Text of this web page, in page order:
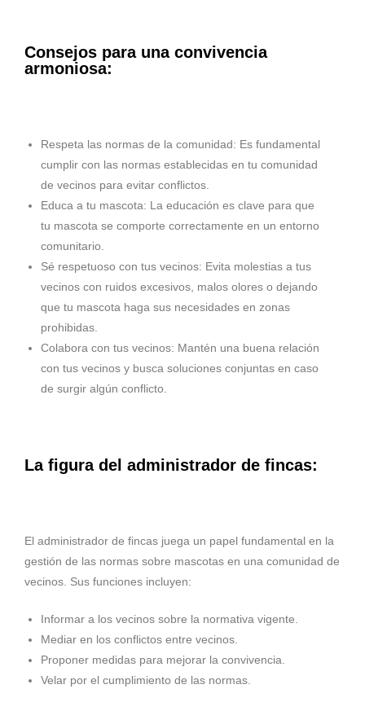
Consejos para una convivencia
armoniosa:
Respeta las normas de la comunidad: Es fundamental
cumplir con las normas establecidas en tu comunidad
de vecinos para evitar conflictos.
Educa a tu mascota: La educación es clave para que
tu mascota se comporte correctamente en un entorno
comunitario.
Sé respetuoso con tus vecinos: Evita molestias a tus
vecinos con ruidos excesivos, malos olores o dejando
que tu mascota haga sus necesidades en zonas
prohibidas.
Colabora con tus vecinos: Mantén una buena relación
con tus vecinos y busca soluciones conjuntas en caso
de surgir algún conflicto.
La figura del administrador de fincas:
El administrador de fincas juega un papel fundamental en la
gestión de las normas sobre mascotas en una comunidad de
vecinos. Sus funciones incluyen:
Informar a los vecinos sobre la normativa vigente.
Mediar en los conflictos entre vecinos.
Proponer medidas para mejorar la convivencia.
Velar por el cumplimiento de las normas.